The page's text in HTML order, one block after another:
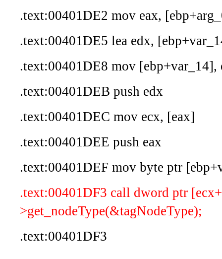
.text:00401DE2 mov eax,
.text:00401DE5 lea edx,
.text:00401DE8 mov [ebp+var_14],
.text:00401DEB push edx
.text:00401DEC mov ecx, [eax]
.text:00401DEE push eax
.text:00401DEF mov byte ptr
.text:00401DF3 call dword ptr
>get_nodeType(&tagNodeType);
.text:00401DF3